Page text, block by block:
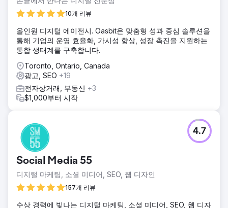
10개 리뷰
올인원 디지털 에이전시. Oasbit은 맞춤형 성과 중심 솔루션을
통해 기업의 운영 효율화, 가시성 향상, 성장 촉진을 지원하는
통합 생태계를 구축합니다.
Toronto, Ontario, Canada
광고, SEO +19
전자상거래, 부동산 +3
$1,000부터 시작
Social Media 55
디지털 마케팅, 소셜 미디어, SEO, 웹 디자인
157개 리뷰
4.7
수상 경력에 빛나는 디지털 마케팅, 소셜 미디어, SEO, 웹 디자